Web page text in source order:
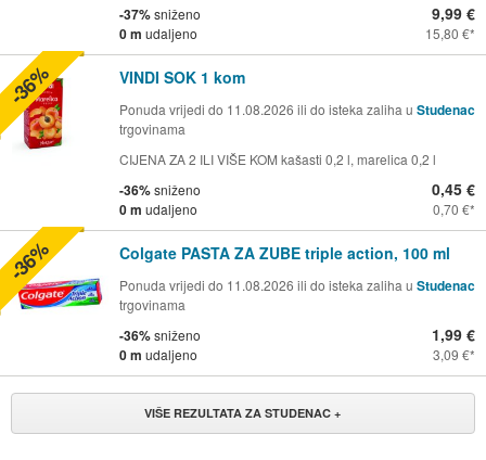
-37%sniženo
0 m udaljeno
9,99 €
15,80 €
VINDI SOK 1 kom
Ponuda vrijedi do 11.08.2026 ili do isteka zaliha u Studenac
trgovinama
CIJENA ZA 2 ILI VIŠE KOM kašasti 0,2 l, marelica 0,2 l
-36%sniženo
0 m udaljeno
0,45 €
0,70 €
-36%
Colgate PASTA ZA ZUBE triple action, 100 ml
Ponuda vrijedi do 11.08.2026 ili do isteka zaliha u Studenac
trgovinama
-36%sniženo
0 m udaljeno
1,99 €
3,09 €
-36%
VIŠE REZULTATA ZA STUDENAC +